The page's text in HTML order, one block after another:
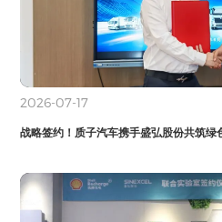
2026-07-17
战略签约！质子汽车携手盛弘股份共筑绿